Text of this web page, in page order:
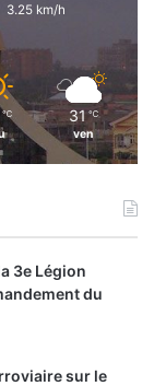
3.25 km/h
℃ 31 ℃
ven
3e Légion
du
sur le